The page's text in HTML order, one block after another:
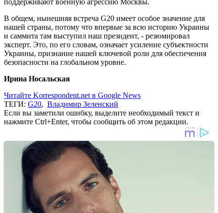
В общем, нынешняя встреча G20 имеет особое значение для
нашей страны, потому что впервые за всю историю Украины
и саммита там выступил наш президент, - резюмировал
эксперт. Это, по его словам, означает усиление субъектности
Украины, признание нашей ключевой роли для обеспечения
безопасности на глобальном уровне.
Ирина Носальская
Читайте Korrespondent.net в Google News
ТЕГИ: G20, Владимир Зеленский
Если вы заметили ошибку, выделите необходимый текст и
нажмите Ctrl+Enter, чтобы сообщить об этом редакции.